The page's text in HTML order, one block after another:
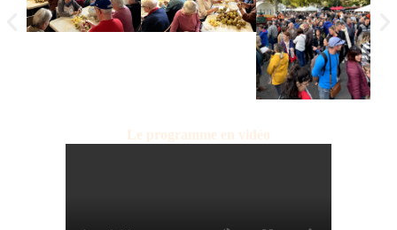
Le programme en vidéo